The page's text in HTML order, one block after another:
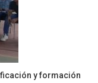
y formación